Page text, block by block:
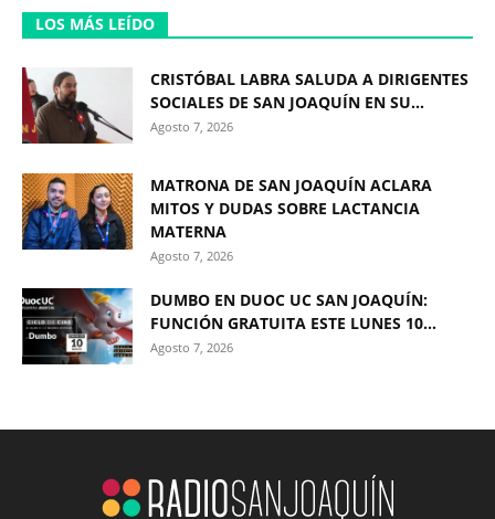
LOS MÁS LEÍDO
CRISTÓBAL LABRA SALUDA A DIRIGENTES
SOCIALES DE SAN JOAQUÍN EN SU...
Agosto 7, 2026
MATRONA DE SAN JOAQUÍN ACLARA
MITOS Y DUDAS SOBRE LACTANCIA
MATERNA
Agosto 7, 2026
DUMBO EN DUOC UC SAN JOAQUÍN:
FUNCIÓN GRATUITA ESTE LUNES 10...
Agosto 7, 2026